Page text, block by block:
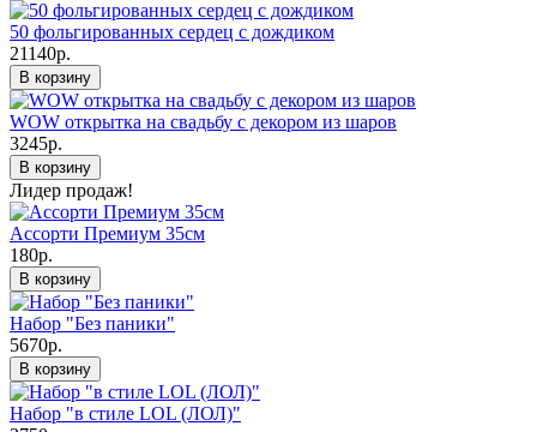
50 фольгированных сердец с дождиком
21140р.
В корзину
WOW открытка на свадьбу с декором из шаров
3245р.
В корзину
Лидер продаж!
Ассорти Премиум 35см
180р.
В корзину
Набор "Без паники"
5670р.
В корзину
Набор "в стиле LOL (ЛОЛ)"